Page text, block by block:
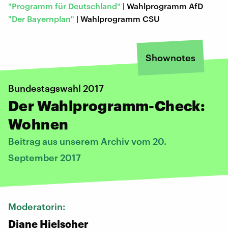
"Programm für Deutschland" | Wahlprogramm AfD
"Der Bayernplan" | Wahlprogramm CSU
Shownotes
Bundestagswahl 2017
Der Wahlprogramm-Check:
Wohnen
Beitrag aus unserem Archiv vom 20.
September 2017
Moderatorin:
Diane Hielscher